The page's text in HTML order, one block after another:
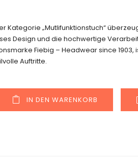
Kategorie „Mutlifunktionstuch“
Design und die hochwertige
Fiebig – Headwear since
Auftritte.
IN DEN WARENKORB